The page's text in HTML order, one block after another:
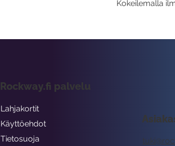
Kokeilemalla
Rockway.fi palvelu
Lahjakortit
Käyttöehdot
Tietosuoja